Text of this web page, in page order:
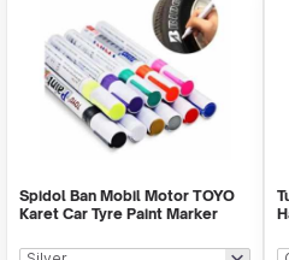
Spidol Ban Mobil Motor TOYO
Karet Car Tyre Paint Marker